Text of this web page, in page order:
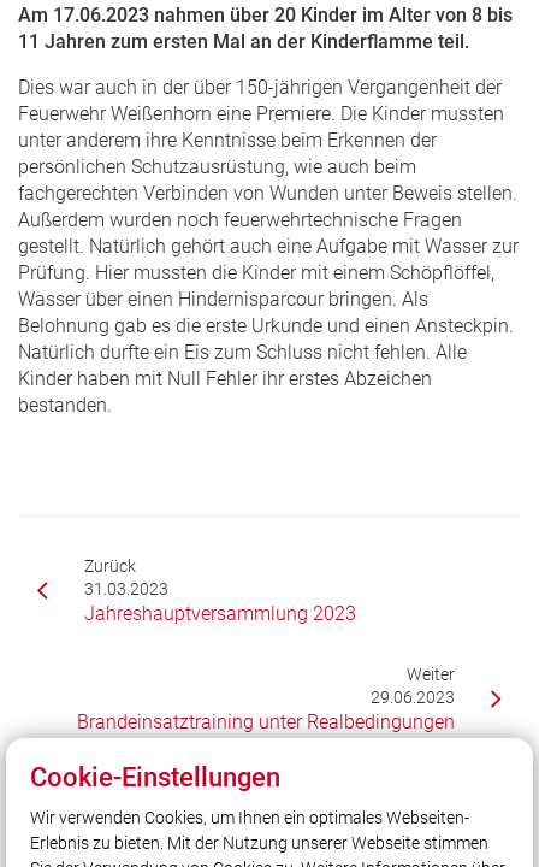
Am 17.06.2023 nahmen über 20 Kinder im Alter von 8 bis
11 Jahren zum ersten Mal an der Kinderflamme teil.
Dies war auch in der über 150-jährigen Vergangenheit der
Feuerwehr Weißenhorn eine Premiere. Die Kinder mussten
unter anderem ihre Kenntnisse beim Erkennen der
persönlichen Schutzausrüstung, wie auch beim
fachgerechten Verbinden von Wunden unter Beweis stellen.
Außerdem wurden noch feuerwehrtechnische Fragen
gestellt. Natürlich gehört auch eine Aufgabe mit Wasser zur
Prüfung. Hier mussten die Kinder mit einem Schöpflöffel,
Wasser über einen Hindernisparcour bringen. Als
Belohnung gab es die erste Urkunde und einen Ansteckpin.
Natürlich durfte ein Eis zum Schluss nicht fehlen. Alle
Kinder haben mit Null Fehler ihr erstes Abzeichen
bestanden.
Zurück
31.03.2023
Jahreshauptversammlung 2023
Weiter
29.06.2023
Brandeinsatztraining unter Realbedingungen
Unser Leitsatz
Gott zur Ehr - dem Nächsten zur Wehr!
Cookie-Einstellungen
Wir verwenden Cookies, um Ihnen ein optimales Webseiten-
Erlebnis zu bieten. Mit der Nutzung unserer Webseite stimmen